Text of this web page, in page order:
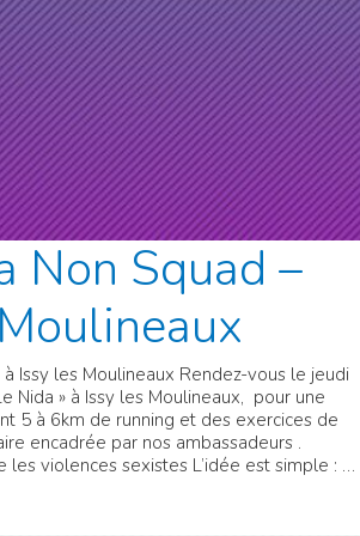
Non Squad –
à Issy les Moulineaux Rendez-vous le jeudi
Nida » à Issy les Moulineaux, pour une
5 à 6km de running et des exercices de
encadrée par nos ambassadeurs .
les violences sexistes L’idée est simple : …